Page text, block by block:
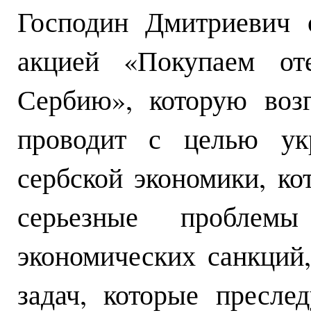
Господин
акцией «Покупаем
Сербию», которую
проводит с целью
сербской экономики,
серьезные
экономических
задач, которые